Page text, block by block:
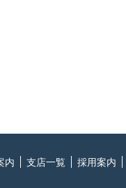
内 支店一覧 採用案内